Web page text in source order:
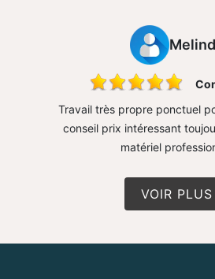
Travail très propre ponctuel
conseil prix intéressant
matériel
VOIR PLUS